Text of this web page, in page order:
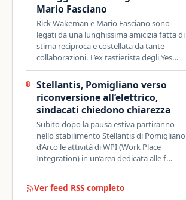
Mario Fasciano
Rick Wakeman e Mario Fasciano sono
legati da una lunghissima amicizia fatta di
stima reciproca e costellata da tante
collaborazioni. L’ex tastierista degli Yes…
8
Stellantis, Pomigliano verso
riconversione all’elettrico,
sindacati chiedono chiarezza
Subito dopo la pausa estiva partiranno
nello stabilimento Stellantis di Pomigliano
d’Arco le attività di WPI (Work Place
Integration) in un’area dedicata alle f…
Ver feed RSS completo